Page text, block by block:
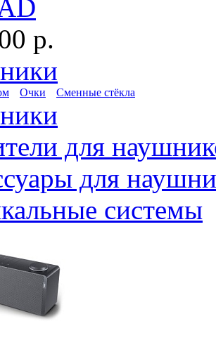
р.
Очки Сменные стёкла
для
для
системы